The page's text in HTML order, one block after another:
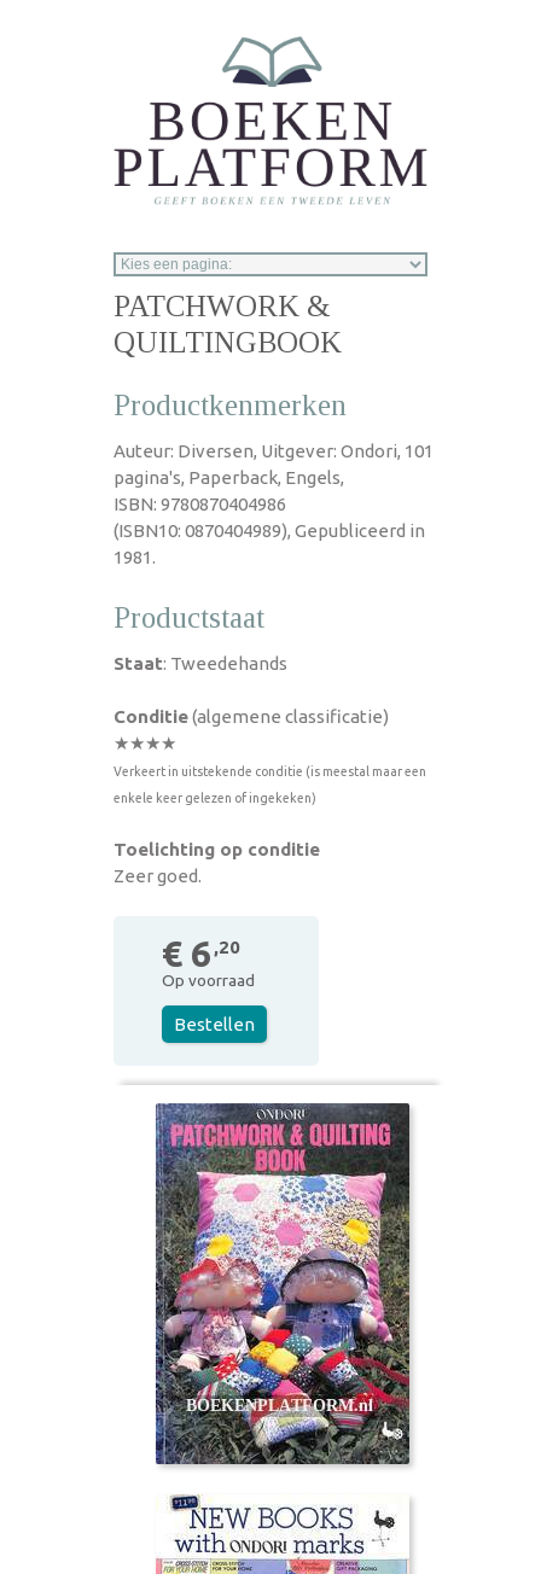
PATCHWORK &
QUILTINGBOOK
Productkenmerken
Auteur: Diversen, Uitgever: Ondori, 101
pagina's, Paperback, Engels,
ISBN: 9780870404986
(ISBN10: 0870404989), Gepubliceerd in
1981.
Productstaat
Staat: Tweedehands
Conditie(algemene classificatie)
★★★★
Verkeert in uitstekende conditie (is meestal maar een
enkele keer gelezen of ingekeken)
Toelichting op conditie
Zeer goed.
€ 6 ,20
Op voorraad
Bestellen